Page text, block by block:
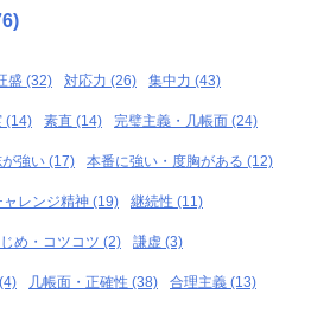
盛 (32) 対応力 (26) 集中力 (43)
(14) 素直 (14) 完璧主義・几帳面 (24)
強い (17) 本番に強い・度胸がある (12)
ャレンジ精神 (19) 継続性 (11)
め・コツコツ (2) 謙虚 (3)
几帳面・正確性 (38) 合理主義 (13)